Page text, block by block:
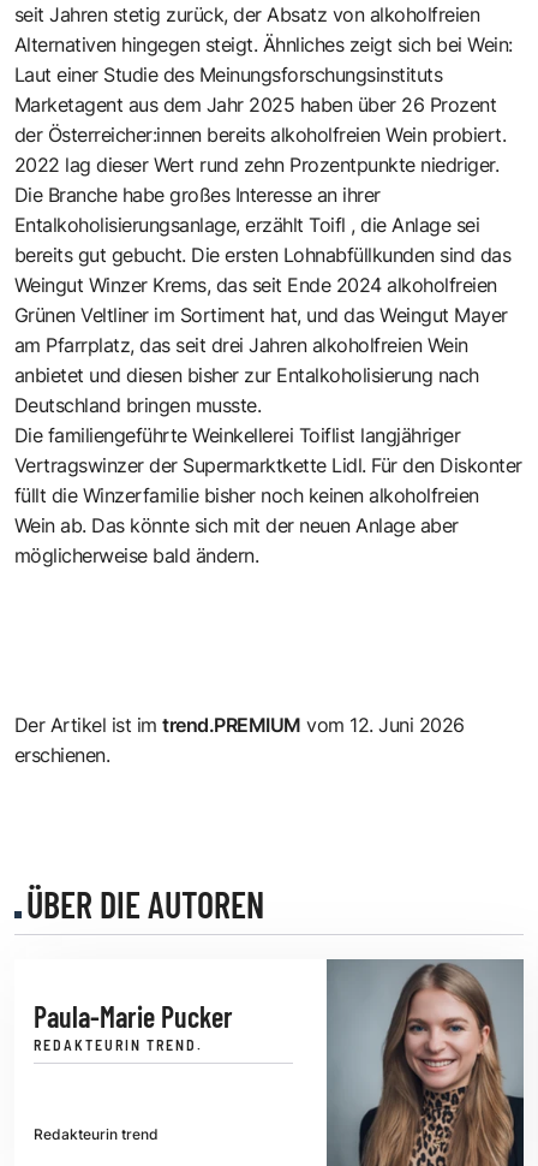
seit Jahren stetig zurück, der Absatz von alkoholfreien
Alternativen hingegen steigt. Ähnliches zeigt sich bei Wein:
Laut einer Studie des Meinungsforschungsinstituts
Marketagent aus dem Jahr 2025 haben über 26 Prozent
der Österreicher:innen bereits alkoholfreien Wein probiert.
2022 lag dieser Wert rund zehn Prozentpunkte niedriger.
Die Branche habe großes Interesse an ihrer
Entalkoholisierungsanlage, erzählt Toifl , die Anlage sei
bereits gut gebucht. Die ersten Lohnabfüllkunden sind das
Weingut Winzer Krems, das seit Ende 2024 alkoholfreien
Grünen Veltliner im Sortiment hat, und das Weingut Mayer
am Pfarrplatz, das seit drei Jahren alkoholfreien Wein
anbietet und diesen bisher zur Entalkoholisierung nach
Deutschland bringen musste.
Die familiengeführte Weinkellerei Toiflist langjähriger
Vertragswinzer der Supermarktkette Lidl. Für den Diskonter
füllt die Winzerfamilie bisher noch keinen alkoholfreien
Wein ab. Das könnte sich mit der neuen Anlage aber
möglicherweise bald ändern.
Der Artikel ist imtrend.PREMIUM vom 12. Juni 2026
erschienen.
ÜBER DIE AUTOREN
Paula-Marie Pucker
REDAKTEURIN TREND.
Redakteurin trend